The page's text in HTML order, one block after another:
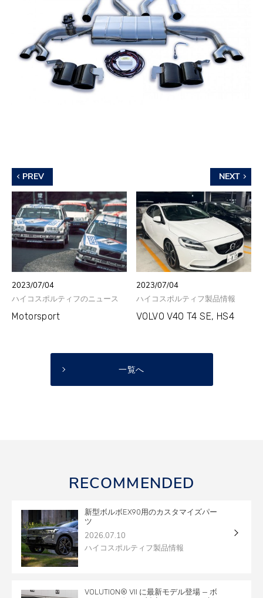
PREV
2023/07/04
ハイコスポルティフのニュース
Motorsport
NEXT
2023/07/04
ハイコスポルティフ製品情報
VOLVO V40 T4 SE, HS4
一覧へ
RECOMMENDED
新型ボルボEX90用のカスタマイズパー
ツ
2026.07.10
ハイコスポルティフ製品情報
VOLUTION® VII に最新モデル登場 — ボ